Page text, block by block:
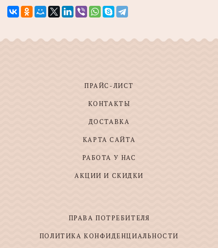
ПРАЙС-ЛИСТ
КОНТАКТЫ
ДОСТАВКА
КАРТА САЙТА
РАБОТА У НАС
АКЦИИ И СКИДКИ
ПРАВА ПОТРЕБИТЕЛЯ
ПОЛИТИКА КОНФИДЕНЦИАЛЬНОСТИ